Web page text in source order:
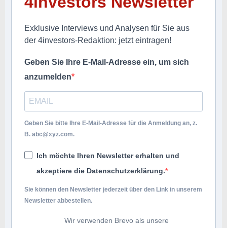
Exklusive Interviews und Analysen für Sie aus
der 4investors-Redaktion: jetzt eintragen!
Geben Sie Ihre E-Mail-Adresse ein, um sich
anzumelden
Geben Sie bitte Ihre E-Mail-Adresse für die Anmeldung an, z.
B. abc@xyz.com.
Ich möchte Ihren Newsletter erhalten und
akzeptiere die Datenschutzerklärung.
Sie können den Newsletter jederzeit über den Link in unserem
Newsletter abbestellen.
Wir verwenden Brevo als unsere